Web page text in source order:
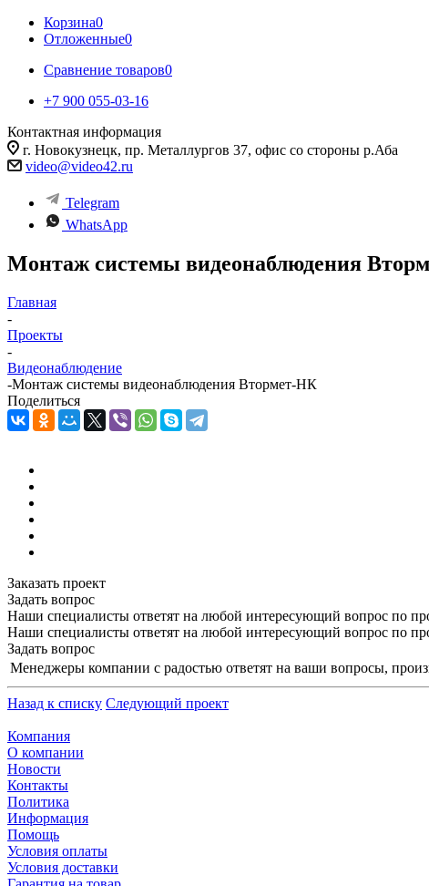
Корзина0
Отложенные0
Сравнение товаров0
+7 900 055-03-16
Контактная информация
г. Новокузнецк, пр. Металлургов 37, офис со стороны р.Аба
video@video42.ru
Telegram
WhatsApp
Монтаж системы видеонаблюдения
Главная
-
Проекты
-
Видеонаблюдение
-Монтаж системы видеонаблюдения Втормет-НК
Поделиться
Заказать проект
Задать вопрос
Наши специалисты ответят на любой интересующий вопрос по
Наши специалисты ответят на любой интересующий вопрос по
Задать вопрос
Менеджеры компании с радостью ответят на ваши вопросы,
Назад к списку Следующий проект
Компания
О компании
Новости
Контакты
Политика
Информация
Помощь
Условия оплаты
Условия доставки